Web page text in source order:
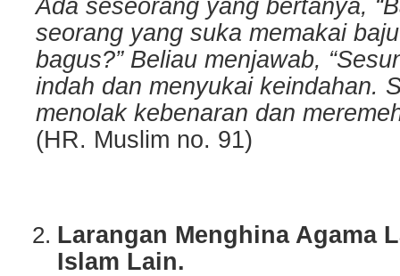
Ada seseorang yang bertanya,
seorang yang suka memakai
bagus?” Beliau menjawab,
indah dan menyukai keindahan.
menolak kebenaran dan
(HR. Muslim no. 91)
Larangan Menghina Agama
Islam Lain.